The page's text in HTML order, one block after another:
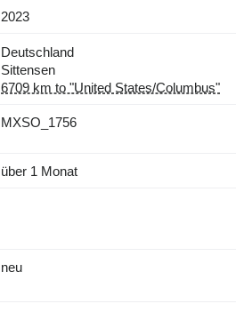
2023
Deutschland
Sittensen
6709 km to "United States/Columbus"
MXSO_1756
über 1 Monat
neu